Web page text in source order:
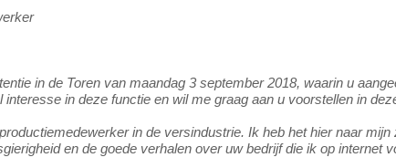
in de Toren van maandag 3 september 2018, waarin u
in deze functie en wil me graag aan u voorstellen in
in de versindustrie. Ik heb het hier naar
en de goede verhalen over uw bedrijf die ik op internet